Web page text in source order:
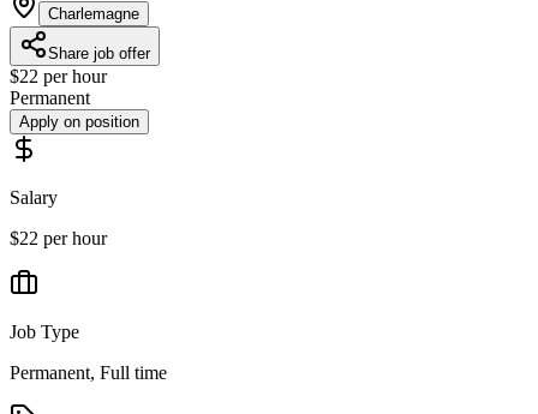
Charlemagne
Share job offer
$22 per hour
Permanent
Apply on position
Salary
$22 per hour
Job Type
Permanent, Full time